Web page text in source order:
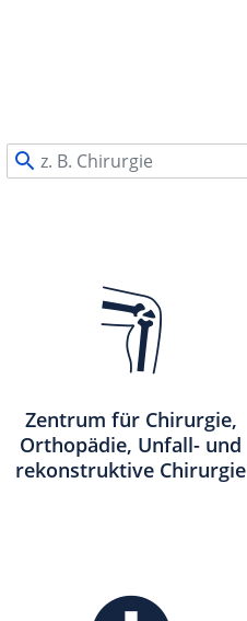
Zentrum für Chirurgie,
Orthopädie, Unfall- und
rekonstruktive Chirurgie